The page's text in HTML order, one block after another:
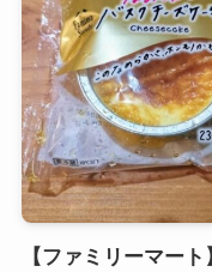
【ファミリーマー